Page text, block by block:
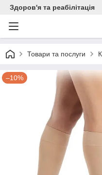
Здоров'я та реабілітація
Товари та послуги
–10%